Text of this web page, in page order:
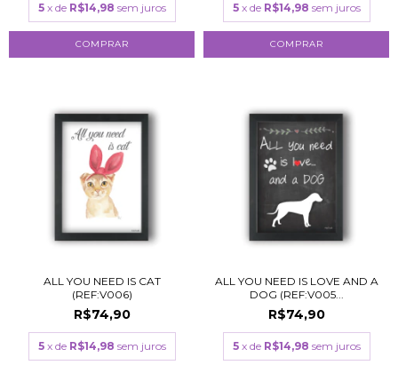
5 x de R$14,98 sem juros
COMPRAR
5 x de R$14,98 sem juros
COMPRAR
ALL YOU NEED IS CAT
(REF:V006)
R$74,90
5 x de R$14,98 sem juros
ALL YOU NEED IS LOVE AND A
DOG (REF:V005...
R$74,90
5 x de R$14,98 sem juros